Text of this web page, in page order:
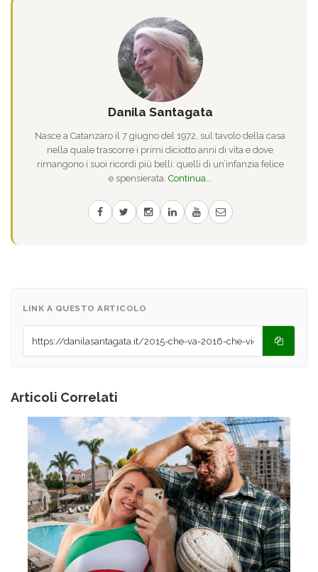
Danila Santagata
Nasce a Catanzaro il 7 giugno del 1972, sul tavolo della casa
nella quale trascorre i primi diciotto anni di vita e dove
rimangono i suoi ricordi più belli: quelli di un’infanzia felice
e spensierata. Continua...
LINK A QUESTO ARTICOLO
Articoli Correlati